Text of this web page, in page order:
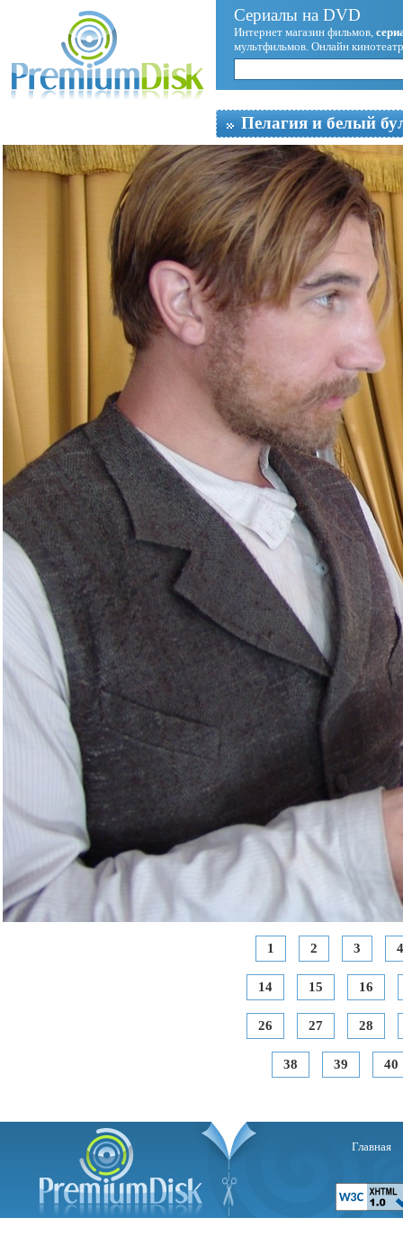
Сериалы на DVD
Интернет магазин фильмов,
мультфильмов. Онлайн
Пелагия и белый
1 2 3 4
14 15 16
26 27 28
38 39 40
Главная